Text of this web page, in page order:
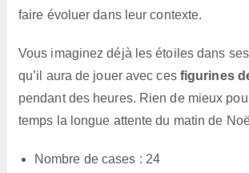
faire évoluer dans leur contexte.
Vous imaginez déjà les étoiles dans
qu’il aura de jouer avec ces figurines
pendant des heures. Rien de mieux
temps la longue attente du matin de
Nombre de cases : 24